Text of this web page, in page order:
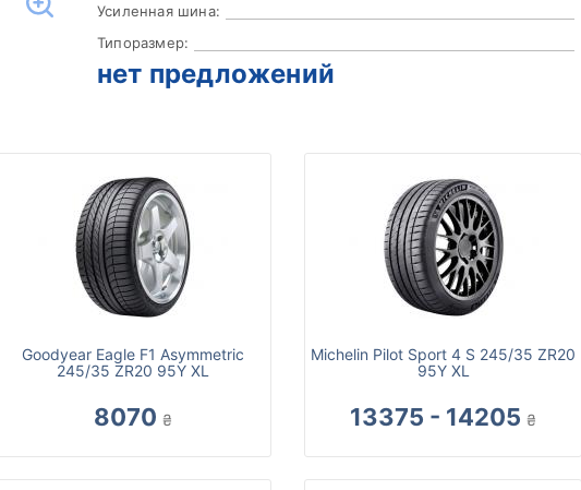
Усиленная шина:
Типоразмер:
нет предложений
Goodyear Eagle F1 Asymmetric
245/35 ZR20 95Y XL
8070 ₴
Michelin Pilot Sport 4 S 245/35 ZR20
95Y XL
13375 - 14205 ₴